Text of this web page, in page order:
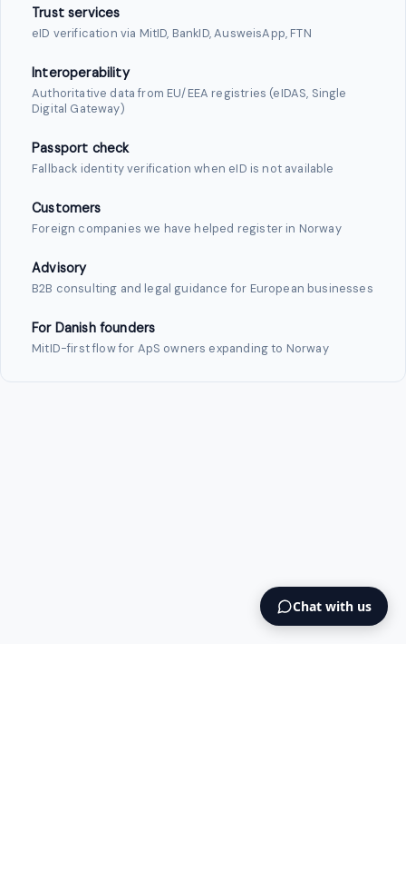
Trust services
eID verification via MitID, BankID, AusweisApp, FTN
Interoperability
Authoritative data from EU/EEA registries (eIDAS, Single
Digital Gateway)
Passport check
Fallback identity verification when eID is not available
Customers
Foreign companies we have helped register in Norway
Advisory
B2B consulting and legal guidance for European businesses
For Danish founders
MitID-first flow for ApS owners expanding to Norway
Chat with us